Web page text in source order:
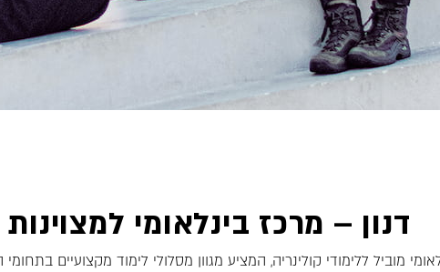
דנון – מרכז בינלאומי למצוינות
מוביל ללימודי קולינריה, המציע מגוון מסלולי לימוד מקצועיים